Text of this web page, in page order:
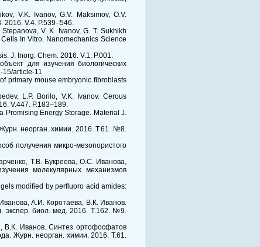
V.K. Ivanov, G.V. Maksimov, O.V.
2016. V.4. P.539–546.
V. K. Ivanov, G. T. Sukhikh
In Vitro. Nanomechanics Science
J. Inorg. Chem. 2016. V.1. P.001.
для изучения биологических
article-11
primary mouse embryonic fibroblasts
L.P. Borilo, V.K. Ivanov. Cerous
V.447. P.183–189.
Promising Energy Storage. Material J.
неорган. химии. 2016. Т.61. №8.
получения микро-мезопористого
Т.В. Букреева, О.С. Иванова,
молекулярных механизмов
modified by perfluoro acid amides:
А.И. Коротаева, В.К. Иванов.
экспер. биол. мед. 2016. Т.162. №9.
Иванов. Синтез ортофосфатов
Журн. неорган. химии. 2016. Т.61.